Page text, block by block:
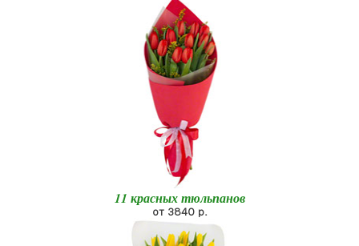
11 красных тюльпанов
от 3840 р.